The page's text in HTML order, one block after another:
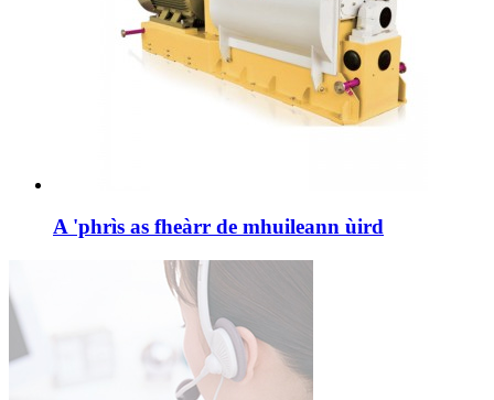
A 'phrìs as fheàrr de mhuileann ùird